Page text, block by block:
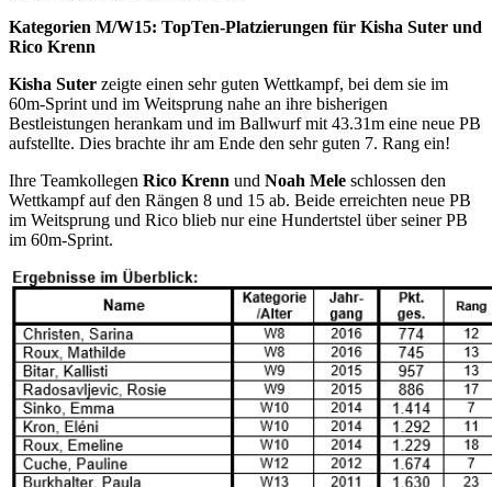
Kategorien M/W15: TopTen-Platzierungen für Kisha Suter und
Rico Krenn
Kisha Suter zeigte einen sehr guten Wettkampf, bei dem sie im
60m-Sprint und im Weitsprung nahe an ihre bisherigen
Bestleistungen herankam und im Ballwurf mit 43.31m eine neue PB
aufstellte. Dies brachte ihr am Ende den sehr guten 7. Rang ein!
Ihre Teamkollegen Rico Krenn und Noah Mele schlossen den
Wettkampf auf den Rängen 8 und 15 ab. Beide erreichten neue PB
im Weitsprung und Rico blieb nur eine Hundertstel über seiner PB
im 60m-Sprint.